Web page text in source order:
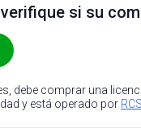
si su
debe comprar una
y está operado por